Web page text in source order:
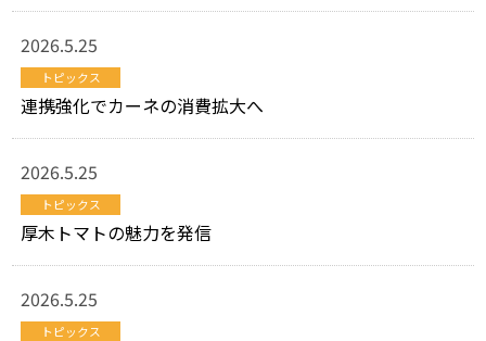
2026.5.25
トピックス
連携強化でカーネの消費拡大へ
2026.5.25
トピックス
厚木トマトの魅力を発信
2026.5.25
トピックス